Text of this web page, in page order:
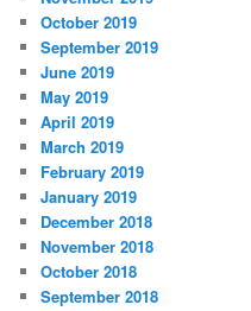
October 2019
September 2019
June 2019
May 2019
April 2019
March 2019
February 2019
January 2019
December 2018
November 2018
October 2018
September 2018